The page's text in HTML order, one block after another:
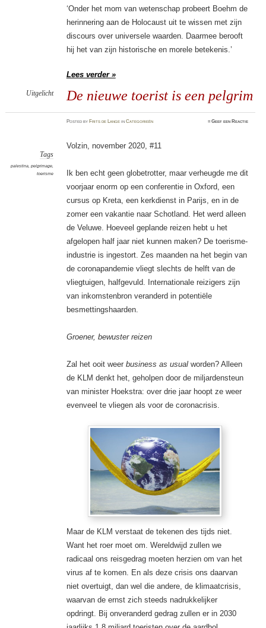
‘Onder het mom van wetenschap probeert Boehm de
herinnering aan de Holocaust uit te wissen met zijn
discours over universele waarden. Daarmee berooft
hij het van zijn historische en morele betekenis.’
Lees verder »
De nieuwe toerist is een pelgrim
Uitgelicht
PostedbyFrits de Lange inCategorieën ≈Geef een Reactie
Tags
palestina, pelgrimage,
toerisme
Volzin, november 2020, #11
Ik ben echt geen globetrotter, maar verheugde me dit
voorjaar enorm op een conferentie in Oxford, een
cursus op Kreta, een kerkdienst in Parijs, en in de
zomer een vakantie naar Schotland. Het werd alleen
de Veluwe. Hoeveel geplande reizen hebt u het
afgelopen half jaar niet kunnen maken? De toerisme-
industrie is ingestort. Zes maanden na het begin van
de coronapandemie vliegt slechts de helft van de
vliegtuigen, halfgevuld. Internationale reizigers zijn
van inkomstenbron veranderd in potentiële
besmettingshaarden.
Groener, bewuster reizen
Zal het ooit weer business as usualworden? Alleen
de KLM denkt het, geholpen door de miljardensteun
van minister Hoekstra: over drie jaar hoopt ze weer
evenveel te vliegen als voor de coronacrisis.
Maar de KLM verstaat de tekenen des tijds niet.
Want het roer moet om. Wereldwijd zullen we
radicaal ons reisgedrag moeten herzien om van het
virus af te komen. En als deze crisis ons daarvan
niet overtuigt, dan wel die andere, de klimaatcrisis,
waarvan de ernst zich steeds nadrukkelijker
opdringt. Bij onveranderd gedrag zullen er in 2030